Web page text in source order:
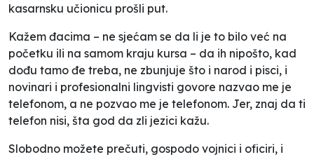
kasarnsku učionicu prošli put.
Kažem đacima – ne sjećam se da li je to bilo već na
početku ili na samom kraju kursa – da ih nipošto, kad
dođu tamo đe treba, ne zbunjuje što i narod i pisci, i
novinari i profesionalni lingvisti govore nazvao me je
telefonom, a ne pozvao me je telefonom. Jer, znaj da ti
telefon nisi, šta god da zli jezici kažu.
Slobodno možete prečuti, gospodo vojnici i oficiri, i